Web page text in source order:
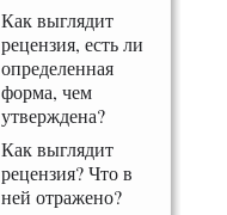
Как выглядит
рецензия, есть ли
определенная
форма, чем
утверждена?
Как выглядит
рецензия? Что в
ней отражено?